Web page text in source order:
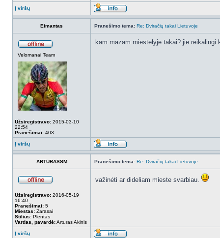
Į viršų
Eimantas Pranešimo tema: Re: Dviračių takai Lietuvoje
Velomanai Team
Užsiregistravo: 2015-03-10
22:54
Pranešimai: 403
kam mazam miestelyje takai? jie reikalingi
Į viršų
ARTURASSM Pranešimo tema: Re: Dviračių takai Lietuvoje
Užsiregistravo: 2016-05-19
16:40
Pranešimai: 5
Miestas: Zarasai
Stilius: Plentas
Vardas, pavardė:Arturas Akinis
važinėti ar dideliam mieste svarbiau.
Į viršų